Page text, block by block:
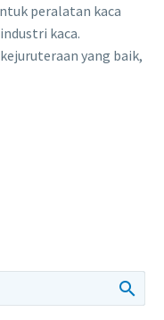
peralatan kaca
kaca.
yang baik,